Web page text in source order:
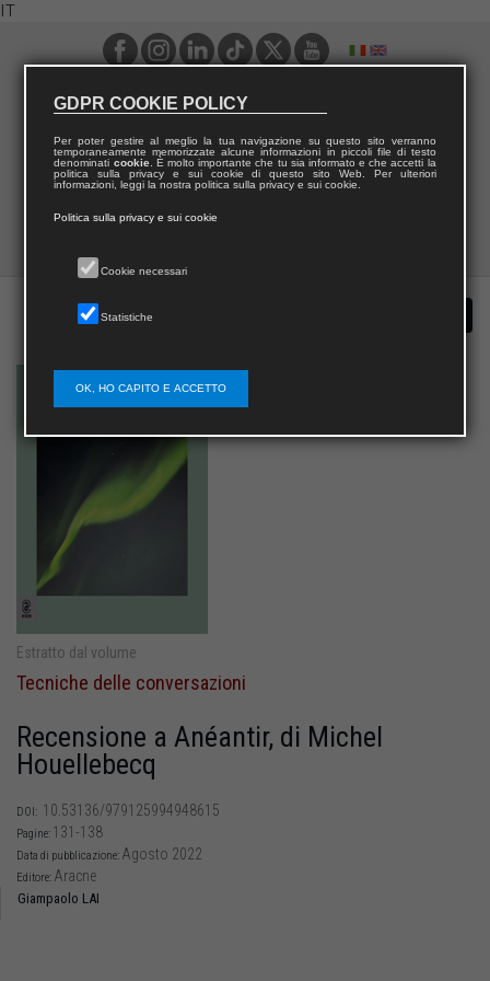
IT
Estratto dal volume
Tecniche delle conversazioni
Recensione a Anéantir, di Michel
Houellebecq
DOI: 10.53136/979125994948615
Pagine: 131-138
Data di pubblicazione: Agosto 2022
Editore: Aracne
Giampaolo LAI
GDPR COOKIE POLICY
Per poter gestire al meglio la tua navigazione su questo sito verranno
temporaneamente memorizzate alcune informazioni in piccoli file di testo
denominati cookie. È molto importante che tu sia informato e che accetti la
politica sulla privacy e sui cookie di questo sito Web. Per ulteriori
informazioni, leggi la nostra politica sulla privacy e sui cookie.
Politica sulla privacy e sui cookie
Cookie necessari
Statistiche
OK, HO CAPITO E ACCETTO